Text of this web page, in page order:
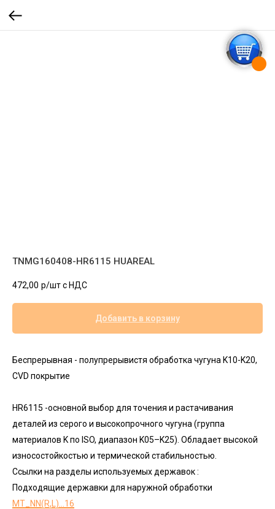
TNMG160408-HR6115 HUAREAL
472,00 р/шт c НДС
Добавить в корзину
Беспрерывная - полупрерывистя обработка чугуна K10-K20,
CVD покрытие
HR6115 -основной выбор для точения и растачивания
деталей из серого и высокопрочного чугуна (группа
материалов K по ISO, диапазон K05–K25). Обладает высокой
износостойкостью и термической стабильностью.
Ссылки на разделы используемых державок :
Подходящие державки для наружной обработки
MT_NN(R,L)...16